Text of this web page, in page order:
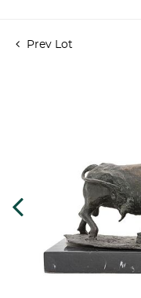
Prev Lot